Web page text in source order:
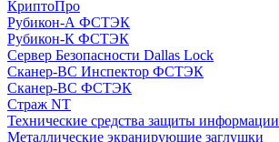
КриптоПро
Рубикон-А ФСТЭК
Рубикон-К ФСТЭК
Сервер Безопасности Dallas Lock
Сканер-ВС Инспектор ФСТЭК
Сканер-ВС ФСТЭК
Страж NT
Технические средства защиты информации
Металлические экранирующие заглушки